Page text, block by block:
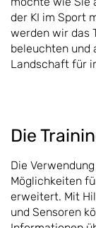
der KI im Sport
werden wir das
beleuchten und
Landschaft für
Die
Die
Möglichkeiten
erweitert. Mit
und Sensoren